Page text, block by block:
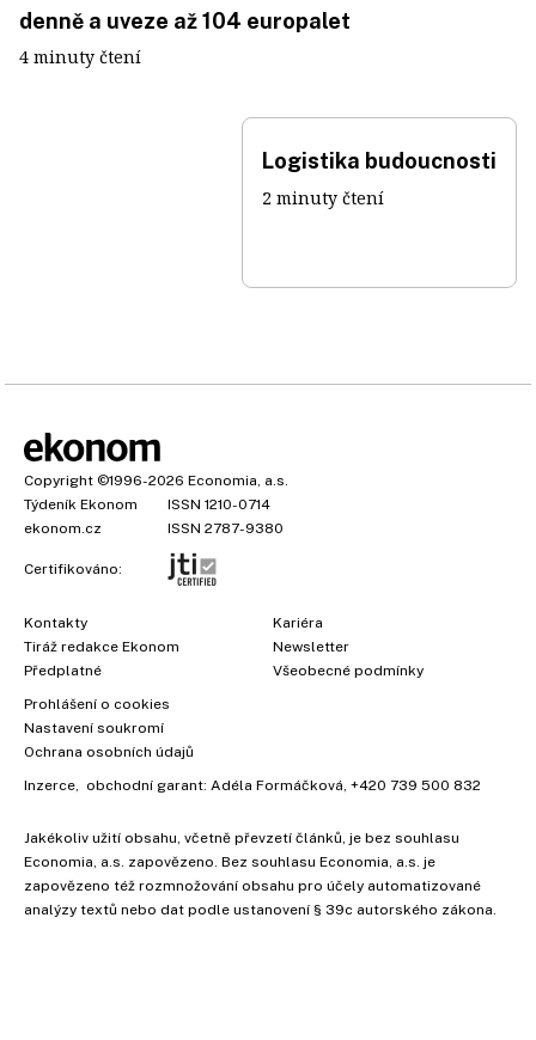
denně a uveze až 104 europalet
4 minuty čtení
Logistika budoucnosti
2 minuty čtení
Copyright ©1996-2026 Economia, a.s.
Týdeník Ekonom
ISSN 1210-0714
ekonom.cz
ISSN 2787-9380
Certifikováno:
Kontakty
Tiráž redakce Ekonom
Předplatné
Kariéra
Newsletter
Všeobecné podmínky
Prohlášení o cookies
Nastavení soukromí
Ochrana osobních údajů
Inzerce, obchodní garant: Adéla Formáčková, +420 739 500 832
Jakékoliv užití obsahu, včetně převzetí článků, je bez souhlasu
Economia, a.s. zapovězeno. Bez souhlasu Economia, a.s. je
zapovězeno též rozmnožování obsahu pro účely automatizované
analýzy textů nebo dat podle ustanovení § 39c autorského zákona.